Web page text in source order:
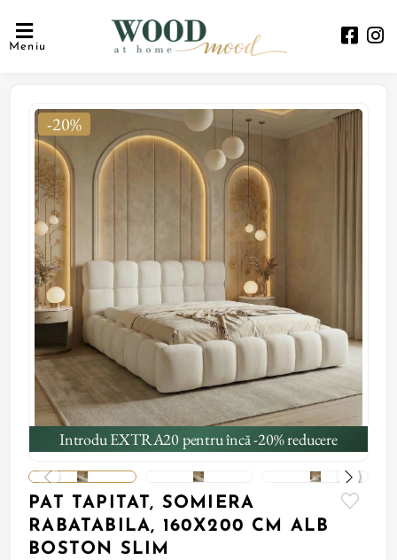
Meniu
-20%
Introdu EXTRA20 pentru încă -20% reducere
PAT TAPITAT, SOMIERA
RABATABILA, 160X200 CM ALB
BOSTON SLIM